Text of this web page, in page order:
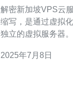
解密新加坡VPS云服务器的奥秘
缩写，是通过虚拟
独立的虚拟服务器
务器作为东南亚地
2025年7月8日